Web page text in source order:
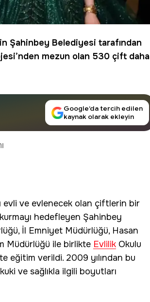
Şahinbey Belediyesi tarafından
mezun olan 530 çift daha
Google’da tercih edilen
kaynak olarak ekleyin
evli ve evlenecek olan çiftlerin bir
hedefleyen Şahinbey
İl Emniyet Müdürlüğü, Hasan
Müdürlüğü ile birlikte Evlilik Okulu
eğitim verildi. 2009 yılından bu
ve sağlıkla ilgili boyutları